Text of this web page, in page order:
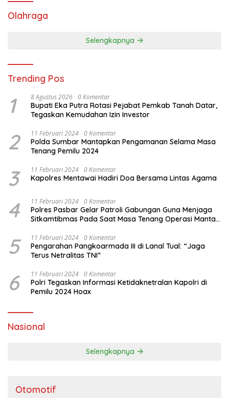
Olahraga
Selengkapnya
Trending Pos
1 8 Agustus 2026 0 Komentar
Bupati Eka Putra Rotasi Pejabat Pemkab Tanah Datar,
Tegaskan Kemudahan Izin Investor
2 11 Februari 2024 0 Komentar
Polda Sumbar Mantapkan Pengamanan Selama Masa
Tenang Pemilu 2024
3 11 Februari 2024 0 Komentar
Kapolres Mentawai Hadiri Doa Bersama Lintas Agama
4 11 Februari 2024 0 Komentar
Polres Pasbar Gelar Patroli Gabungan Guna Menjaga
Sitkamtibmas Pada Saat Masa Tenang Operasi Mantap
5 11 Februari 2024 0 Komentar
Pengarahan Pangkoarmada III di Lanal Tual: “Jaga
Terus Netralitas TNI”
6 11 Februari 2024 0 Komentar
Polri Tegaskan Informasi Ketidaknetralan Kapolri di
Pemilu 2024 Hoax
Nasional
Selengkapnya
Otomotif